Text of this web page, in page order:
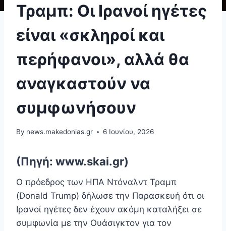
Τραμπ: Οι Ιρανοί ηγέτες
είναι «σκληροί και
περήφανοι», αλλά θα
αναγκαστούν να
συμφωνήσουν
By news.makedonias.gr 6 Ιουνίου, 2026
(Πηγή: www.skai.gr)
Ο πρόεδρος των ΗΠΑ Ντόναλντ Τραμπ
(Donald Trump) δήλωσε την Παρασκευή ότι οι
Ιρανοί ηγέτες δεν έχουν ακόμη καταλήξει σε
συμφωνία με την Ουάσιγκτον για τον